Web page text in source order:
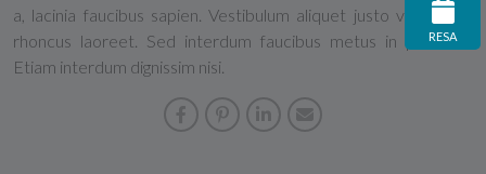
RESA
a, lacinia faucibus sapien. Vestibulum aliquet justo vitae ante
rhoncus laoreet. Sed interdum faucibus metus in porttitor.
Etiam interdum dignissim nisi.